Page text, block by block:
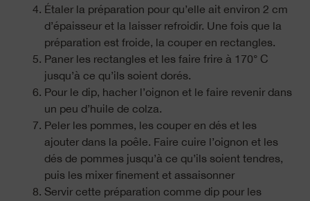
Étaler la préparation pour qu’elle ait environ 2 cm
d’épaisseur et la laisser refroidir. Une fois que la
préparation est froide, la couper en rectangles.
Paner les rectangles et les faire frire à 170° C
jusqu’à ce qu’ils soient dorés.
Pour le dip, hacher l’oignon et le faire revenir dans
un peu d’huile de colza.
Peler les pommes, les couper en dés et les
ajouter dans la poêle. Faire cuire l’oignon et les
dés de pommes jusqu’à ce qu’ils soient tendres,
puis les mixer finement et assaisonner
Servir cette préparation comme dip pour les